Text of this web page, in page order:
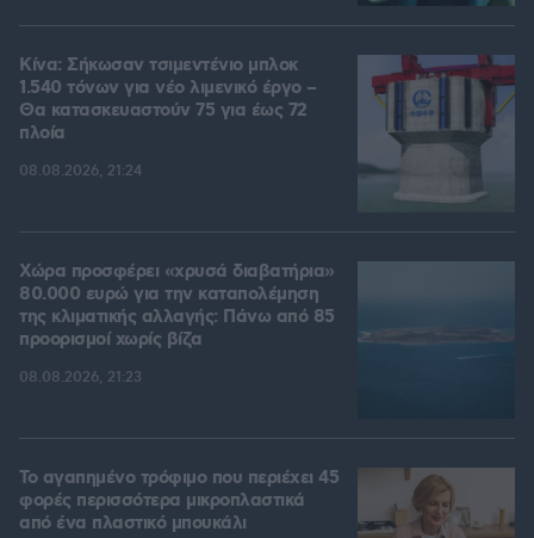
Κίνα: Σήκωσαν τσιμεντένιο μπλοκ
1.540 τόνων για νέο λιμενικό έργο –
Θα κατασκευαστούν 75 για έως 72
πλοία
08.08.2026, 21:24
Χώρα προσφέρει «χρυσά διαβατήρια»
80.000 ευρώ για την καταπολέμηση
της κλιματικής αλλαγής: Πάνω από 85
προορισμοί χωρίς βίζα
08.08.2026, 21:23
Το αγαπημένο τρόφιμο που περιέχει 45
φορές περισσότερα μικροπλαστικά
από ένα πλαστικό μπουκάλι